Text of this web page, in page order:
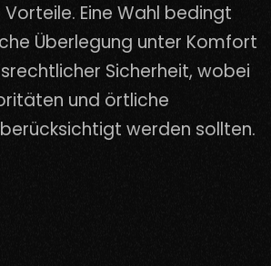
Eine Wahl bedingt
Überlegung unter Komfort
Sicherheit, wobei
und örtliche
werden sollten.